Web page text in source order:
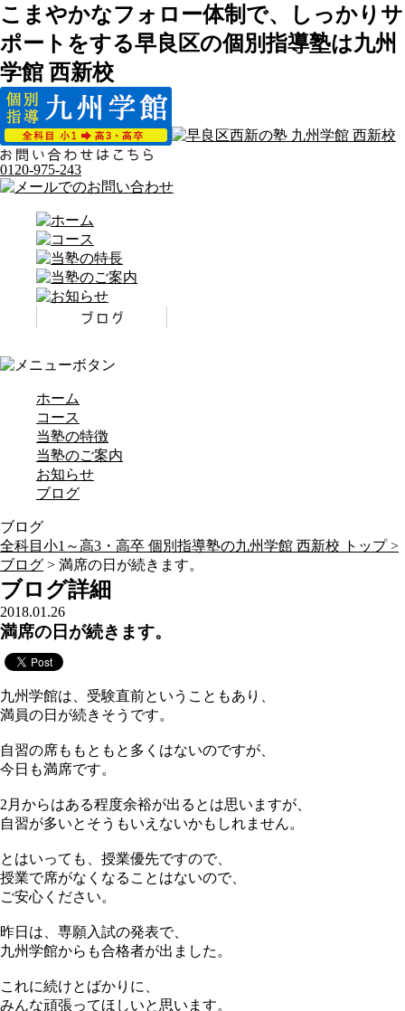
こまやかなフォロー体制で、しっかりサ
ポートをする早良区の個別指導塾は九州
学館 西新校
0120-975-243
ホーム
コース
当塾の特徴
当塾のご案内
お知らせ
ブログ
ブログ
全科目小1～高3・高卒 個別指導塾の九州学館 西新校 トップ >
ブログ > 満席の日が続きます。
ブログ詳細
2018.01.26
満席の日が続きます。
九州学館は、受験直前ということもあり、
満員の日が続きそうです。
自習の席ももともと多くはないのですが、
今日も満席です。
2月からはある程度余裕が出るとは思いますが、
自習が多いとそうもいえないかもしれません。
とはいっても、授業優先ですので、
授業で席がなくなることはないので、
ご安心ください。
昨日は、専願入試の発表で、
九州学館からも合格者が出ました。
これに続けとばかりに、
みんな頑張ってほしいと思います。